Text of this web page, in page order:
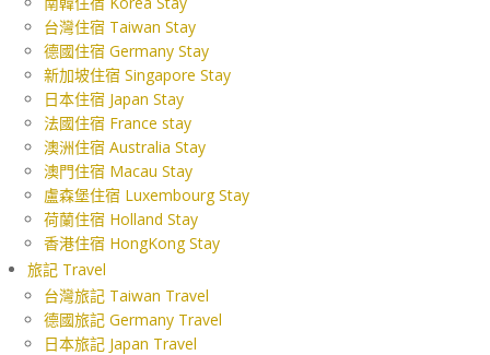
台灣住宿 Taiwan Stay
德國住宿 Germany Stay
新加坡住宿 Singapore Stay
日本住宿 Japan Stay
法國住宿 France stay
澳洲住宿 Australia Stay
澳門住宿 Macau Stay
盧森堡住宿 Luxembourg Stay
荷蘭住宿 Holland Stay
香港住宿 HongKong Stay
旅記 Travel
台灣旅記 Taiwan Travel
德國旅記 Germany Travel
日本旅記 Japan Travel